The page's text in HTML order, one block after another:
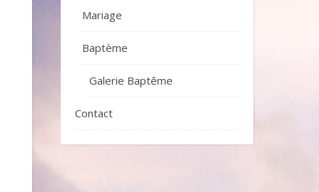
Mariage
Baptème
Galerie Baptême
Contact